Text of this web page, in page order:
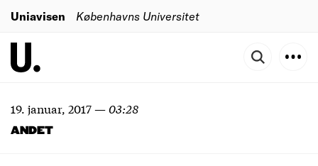
Uniavisen Københavns Universitet
19. januar, 2017—03:28
ANDET